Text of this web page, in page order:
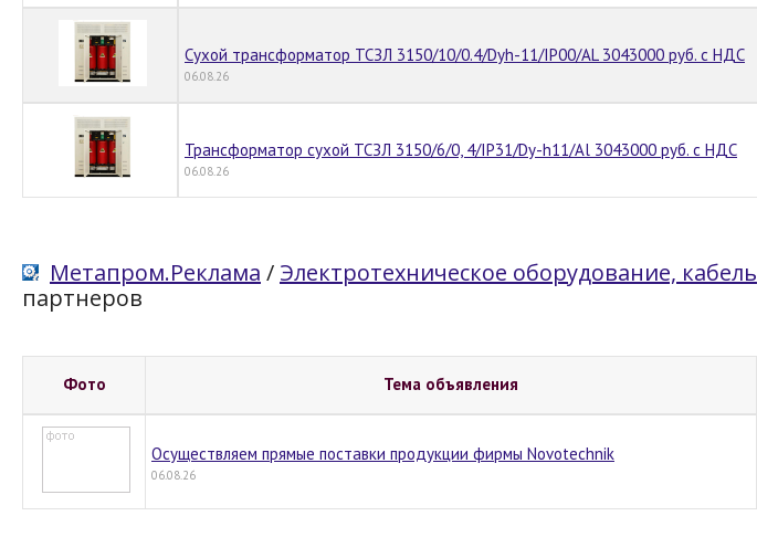
Сухой трансформатор ТСЗЛ 3150/10/0.4/Dyh-11/IP00/AL 3043000 руб. с НДС
06.08.26
Трансформатор сухой ТСЗЛ 3150/6/0, 4/IP31/Dy-h11/Al 3043000 руб. с НДС
06.08.26
Метапром.Реклама / Электротехническое оборудование, кабель
партнеров
Фото Тема объявления
Осуществляем прямые поставки продукции фирмы Novotechnik
06.08.26